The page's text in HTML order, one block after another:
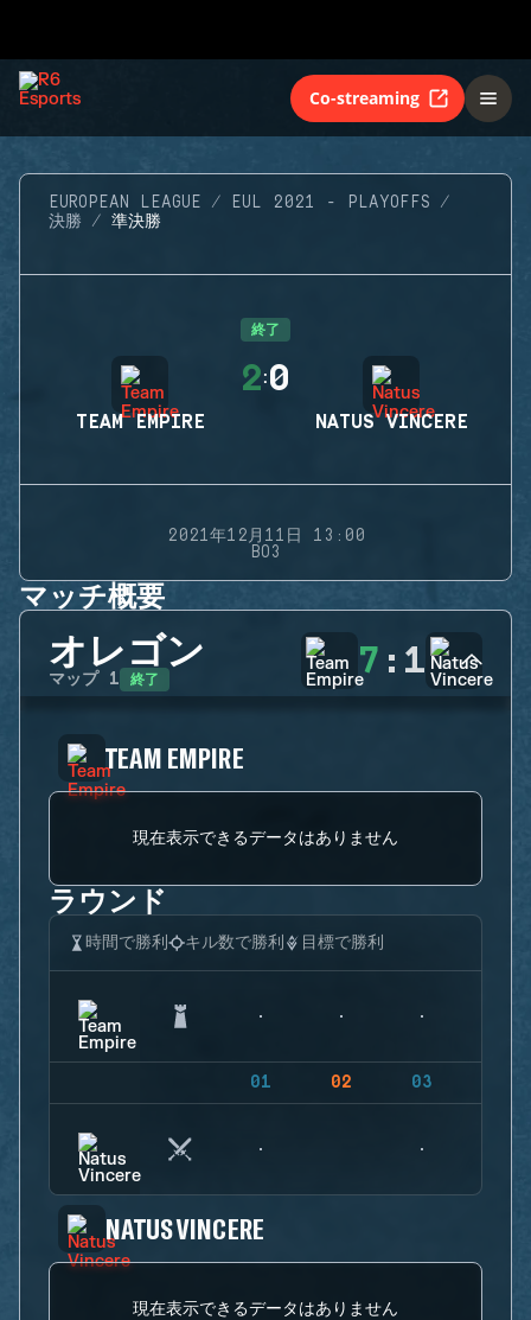
Co-streaming
EUROPEAN LEAGUE
EUL 2021 - PLAYOFFS
決勝
準決勝
終了
TEAM EMPIRE
2:0
NATUS VINCERE
2021年12月11日 13:00
BO3
マッチ概要
オレゴン
マップ 1 終了 7 : 1
TEAM EMPIRE
現在表示できるデータはありません
ラウンド
時間で勝利 キル数で勝利 目標で勝利
01 02 03
NATUS VINCERE
現在表示できるデータはありません